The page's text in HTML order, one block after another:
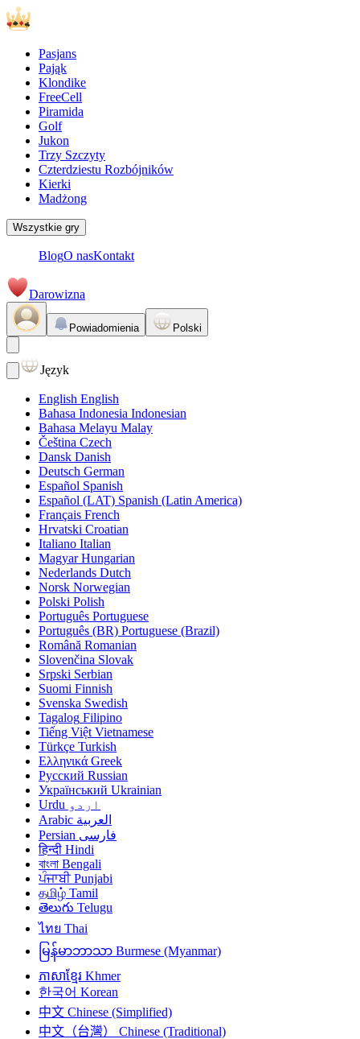
Pasjans
Pająk
Klondike
FreeCell
Piramida
Golf
Jukon
Trzy Szczyty
Czterdziestu Rozbójników
Kierki
Madżong
Wszystkie gry
BlogO nasKontakt
Darowizna
Powiadomienia Polski
Język
English English
Bahasa Indonesia Indonesian
Bahasa Melayu Malay
Čeština Czech
Dansk Danish
Deutsch German
Español Spanish
Español (LAT) Spanish (Latin America)
Français French
Hrvatski Croatian
Italiano Italian
Magyar Hungarian
Nederlands Dutch
Norsk Norwegian
Polski Polish
Português Portuguese
Português (BR) Portuguese (Brazil)
Română Romanian
Slovenčina Slovak
Srpski Serbian
Suomi Finnish
Svenska Swedish
Tagalog Filipino
Tiếng Việt Vietnamese
Türkçe Turkish
Ελληνικά Greek
Русский Russian
Український Ukrainian
اردو Urdu
العربية Arabic
فارسی Persian
हिन्दी Hindi
বাংলা Bengali
ਪੰਜਾਬੀ Punjabi
தமிழ் Tamil
తెలుగు Telugu
ไทย Thai
မြန်မာဘာသာ Burmese (Myanmar)
ភាសាខ្មែរ Khmer
한국어 Korean
中文 Chinese (Simplified)
中文（台灣）
Chinese (Traditional)